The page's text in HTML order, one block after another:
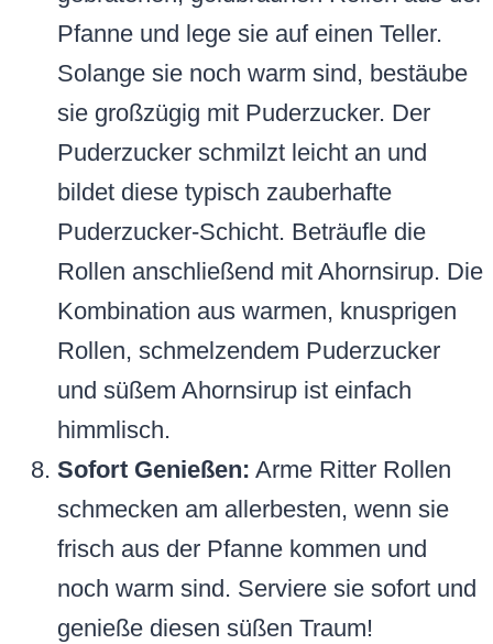
Pfanne und lege sie auf einen Teller.
Solange sie noch warm sind, bestäube
sie großzügig mit Puderzucker. Der
Puderzucker schmilzt leicht an und
bildet diese typisch zauberhafte
Puderzucker-Schicht. Beträufle die
Rollen anschließend mit Ahornsirup. Die
Kombination aus warmen, knusprigen
Rollen, schmelzendem Puderzucker
und süßem Ahornsirup ist einfach
himmlisch.
Sofort Genießen: Arme Ritter Rollen
schmecken am allerbesten, wenn sie
frisch aus der Pfanne kommen und
noch warm sind. Serviere sie sofort und
genieße diesen süßen Traum!